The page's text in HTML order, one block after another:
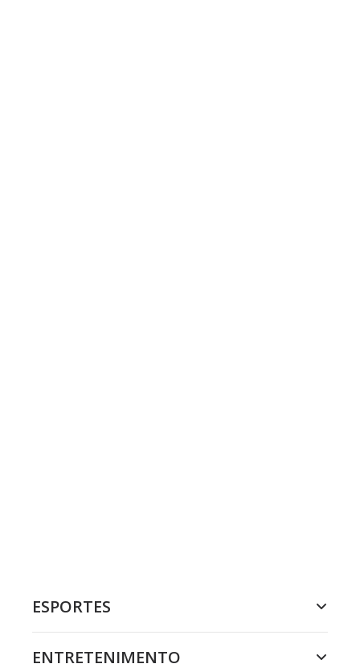
ESPORTES
ENTRETENIMENTO